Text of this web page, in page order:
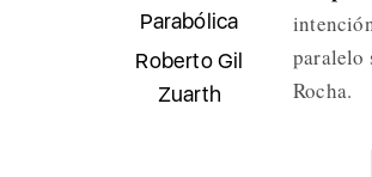
Parabólica
Roberto Gil
Zuarth
paralelo
Rocha.